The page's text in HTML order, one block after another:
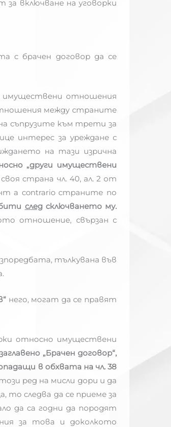
включване на уговорки
с брачен договор да се
имуществени отношения
между страните
съпрузите към трети за
интерес за уреждане с
на тази изрична
„други имуществени
страна чл. 40, ал. 2 от
a contrario страните по
следсключването му.
отношение, свързан с
тълкувана във
него, могат да се правят
относно имуществени
„Брачен договор“,
в обхвата на чл. 38
ред на мисли дори и да
то следва да се приеме за
да са годни да породят
за това и доколкото